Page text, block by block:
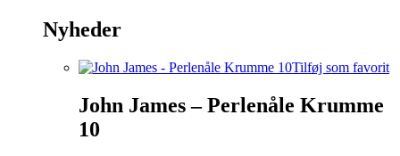
Nyheder
Tilføj som favorit
John James – Perlenåle Krumme
10